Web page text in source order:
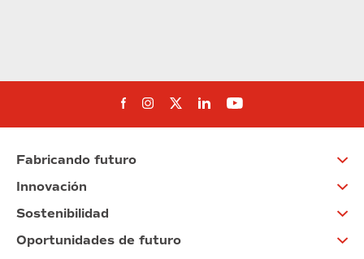
Síguenos en Facebook
Síguenos en Instagram
Síguenos en Twitter
Síguenos en Linkedin
Síguenos en
Fabricando futuro
Innovación
Sostenibilidad
Oportunidades de futuro